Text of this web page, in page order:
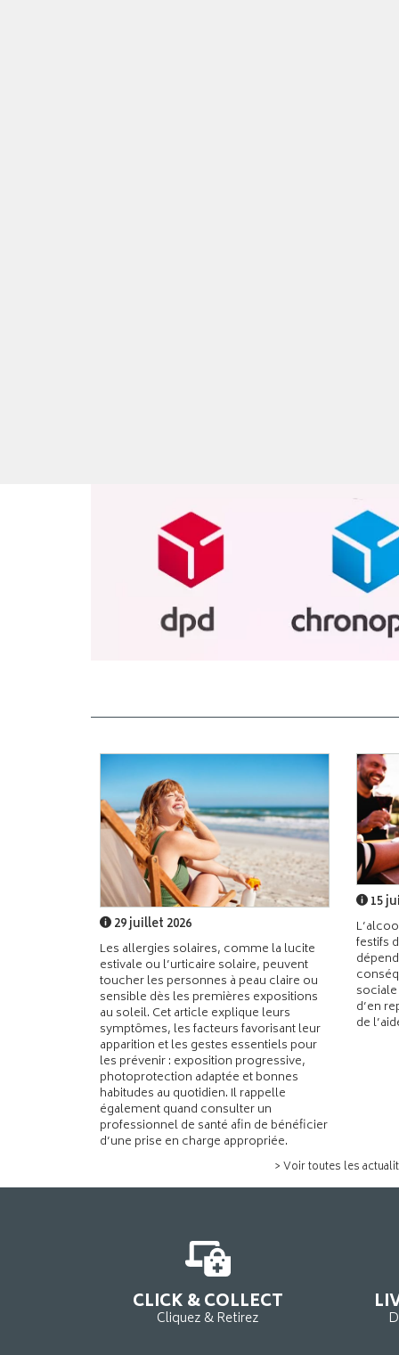
29 juillet 2026
Les allergies solaires, comme la lucite
estivale ou l’urticaire solaire, peuvent
toucher les personnes à peau claire ou
sensible dès les premières expositions
au soleil. Cet article explique leurs
symptômes, les facteurs favorisant leur
apparition et les gestes essentiels pour
les prévenir : exposition progressive,
photoprotection adaptée et bonnes
habitudes au quotidien. Il rappelle
également quand consulter un
professionnel de santé afin de bénéficier
d’une prise en charge appropriée.
15
festifs
d’en
de
> Voir toutes les
CLICK & COLLECT
Cliquez & Retirez